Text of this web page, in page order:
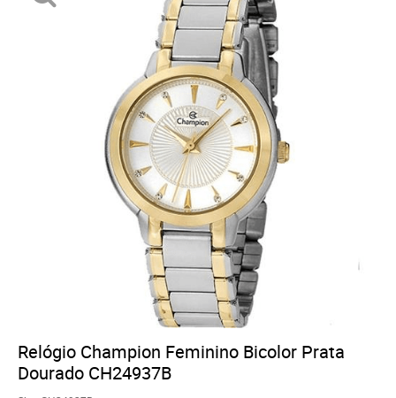
Relógio Champion Feminino Bicolor Prata
Dourado CH24937B